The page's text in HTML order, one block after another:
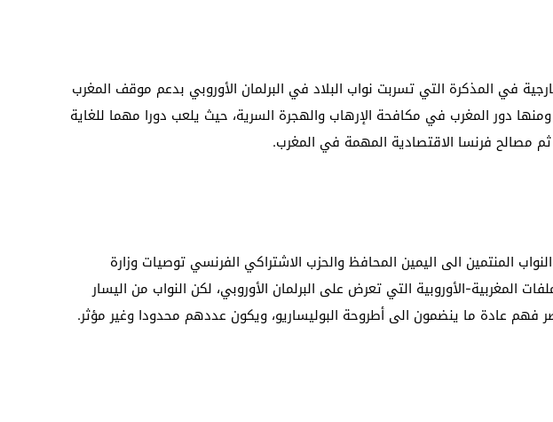
في المذكرة التي تسربت نواب البلاد في البرلمان الأوروبي بدعم موقف المغرب
دور المغرب في مكافحة الإرهاب والهجرة السرية، حيث يلعب دورا مهما للغاية
مصالح فرنسا الاقتصادية المهمة في المغرب.
المنتمين الى اليمين المحافظ والحزب الاشتراكي الفرنسي توصيات وزارة
المغربية-الأوروبية التي تعرض على البرلمان الأوروبي، لكن النواب من اليسار
فهم عادة ما ينضمون الى أطروحة البوليساريو، ويكون عددهم محدودا وغير مؤثر.